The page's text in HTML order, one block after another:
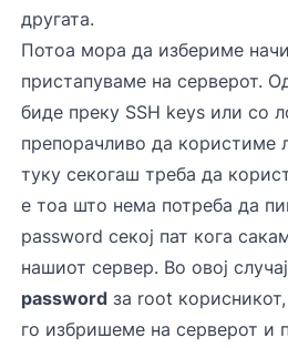
другата.
Потоа мора да избериме
пристапуваме на серверот.
биде преку SSH keys или со
препорачливо да користиме
туку секогаш треба да
е тоа што нема потреба да
password секој пат кога
нашиот сервер. Во овој
passwordза root
го избришеме на серверот и